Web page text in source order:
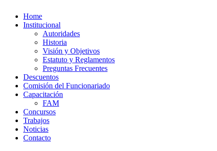
Home
Institucional
Autoridades
Historia
Visión y Objetivos
Estatuto y Reglamentos
Preguntas Frecuentes
Descuentos
Comisión del Funcionariado
Capacitación
FAM
Concursos
Trabajos
Noticias
Contacto